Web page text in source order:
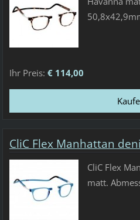
Ihr Preis: € 114,00
CliC Flex Manhattan
CliC Flex
matt.